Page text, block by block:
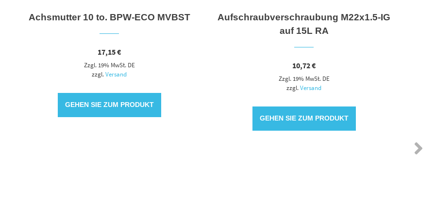
Achsmutter 10 to. BPW-ECO MVBST
17,15€
Zzgl. 19% MwSt. DE
zzgl.Versand
GEHEN SIE ZUM PRODUKT
Aufschraubverschraubung M22x1.5-IG
auf 15L RA
10,72€
Zzgl. 19% MwSt. DE
zzgl.Versand
GEHEN SIE ZUM PRODUKT